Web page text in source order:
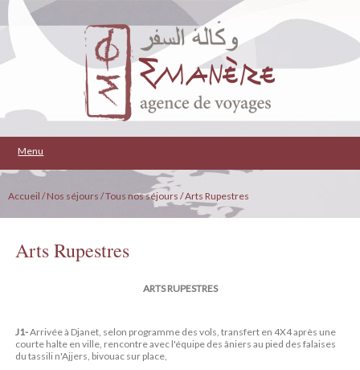
Menu
Accueil / Nos séjours / Tous nos séjours / Arts Rupestres
Arts Rupestres
ARTS RUPESTRES
J1-Arrivée à Djanet, selon programme des vols, transfert en 4X4 après une
courte halte en ville, rencontre avec l'équipe des âniers au pied des falaises
du tassili n'Ajjers, bivouac sur place,